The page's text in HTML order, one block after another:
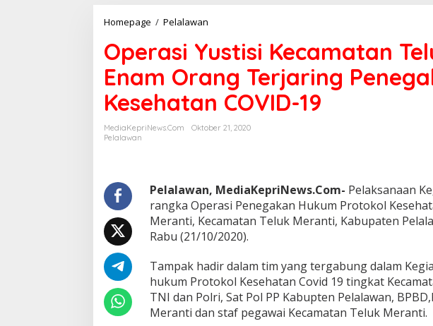
Homepage / Pelalawan
e
r
a
s
i
u
K
e
c
a
a
t
a
n
T
Operasi Yustisi Kecamatan
Enam Orang Terjaring
Kesehatan COVID-19
MediaKepriNews.com
Oktober 21, 2020
Pelalawan
Pelalawan, MediaKepriNews.Com- Pelaksanaan
rangka Operasi Penegakan Hukum Protokol
Meranti, Kecamatan Teluk Meranti, Kabupaten
Rabu (21/10/2020).
Tampak hadir dalam tim yang tergabung dalam
hukum Protokol Kesehatan Covid 19 tingkat
TNI dan Polri, Sat Pol PP Kabupten Pelalawan,
Meranti dan staf pegawai Kecamatan Teluk Meranti.